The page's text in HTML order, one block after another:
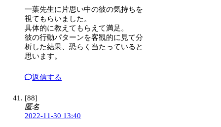
一葉先生に片思い中の彼の気持ちを
視てもらいました。
具体的に教えてもらえて満足。
彼の行動パターンを客観的に見て分
析した結果、恐らく当たっていると
思います。
返信する
[88]
匿名
2022-11-30 13:40